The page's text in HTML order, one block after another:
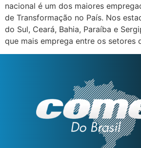
nacional é um dos maiores
de Transformação no País. Nos
do Sul, Ceará, Bahia, Paraíba e
que mais emprega entre os setores